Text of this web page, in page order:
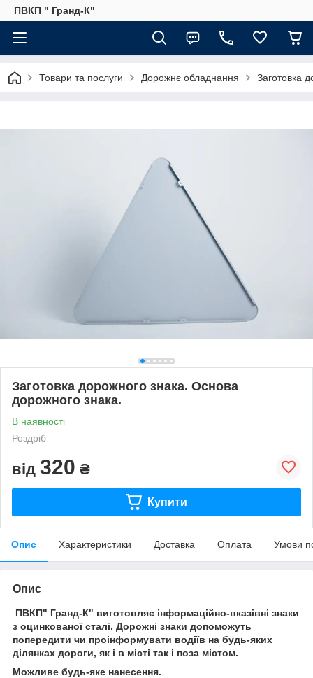
ПВКП " Гранд-К"
Товари та послуги Дорожнє обладнання Заготовка
Заготовка дорожного знака. Основа
дорожного знака.
В наявності
Роздріб
від 320 ₴
Купити
Опис Характеристики Доставка Оплата Умови
Опис
ПВКП" Гранд-К" виготовляє інформаційно-вказівні знаки
з оцинкованої сталі. Дорожні знаки допоможуть
попередити чи проінформувати водіїв на будь-яких
ділянках дороги, як і в місті так і поза містом.
Можливе будь-яке нанесення.